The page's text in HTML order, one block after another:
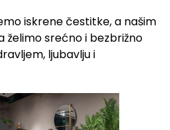
iskrene čestitke, a našim
želimo srećno i bezbrižno
ljubavlju i